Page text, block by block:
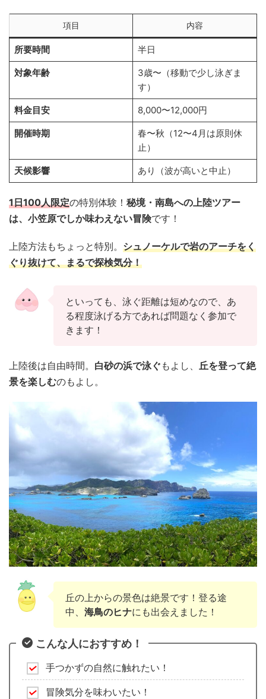
項目 内容
所要時間 半日
対象年齢
3歳〜（移動で少し泳ぎま
す）
料金目安 8,000〜12,000円
開催時期
春〜秋（12〜4月は原則休
止）
天候影響 あり（波が高いと中止）
1日100人限定の特別体験！ 秘境・南島への上陸ツアー
は、小笠原でしか味わえない冒険です！
上陸方法もちょっと特別。 シュノーケルで岩のアーチをく
ぐり抜けて、まるで探検気分！
といっても、泳ぐ距離は短めなので、あ
る程度泳げる方であれば問題なく参加で
きます！
上陸後は自由時間。 白砂の浜で泳ぐ もよし、 丘を登って絶
景を楽しむのもよし。
丘の上からの景色は絶景です！登る途
中、 海鳥のヒナにも出会えました！
こんな人におすすめ！
手つかずの自然に触れたい！
冒険気分を味わいたい！